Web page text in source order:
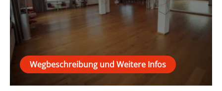
Wegbeschreibung und Weitere Infos